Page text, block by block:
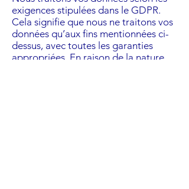
exigences stipulées dans le GDPR.
Cela signifie que nous ne traitons vos
données qu’aux fins mentionnées ci-
dessus, avec toutes les garanties
appropriées. En raison de la nature